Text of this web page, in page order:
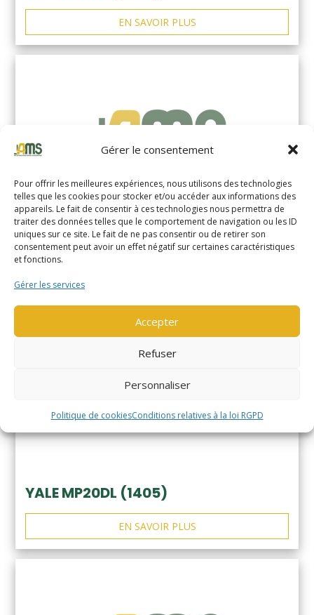
Gérer le consentement
Pour offrir les meilleures expériences, nous utilisons des technologies
telles que les cookies pour stocker et/ou accéder aux informations des
appareils. Le fait de consentir à ces technologies nous permettra de
traiter des données telles que le comportement de navigation ou les ID
uniques sur ce site. Le fait de ne pas consentir ou de retirer son
consentement peut avoir un effet négatif sur certaines caractéristiques
et fonctions.
Gérer les services
Accepter
Refuser
Personnaliser
Politique de cookiesConditions relatives à la loi RGPD
EN SAVOIR PLUS
YALE MS14XIL (2510)
YALE MP20DL (1405)
EN SAVOIR PLUS